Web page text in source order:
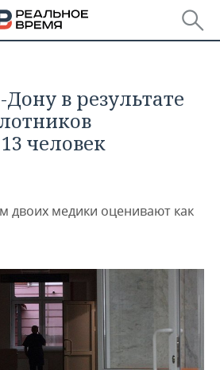
Дону в результате
человек
двоих медики оценивают как